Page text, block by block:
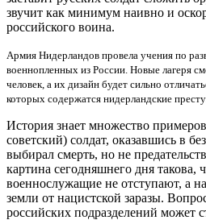
звучит как минимум наивно и
российского воина.
Армия Нидерландов провела учения по
военнопленных из России. Новые лагеря
человек, а их дизайн будет сильно
которых содержатся нидерландские
История знает множество
советский) солдат, оказавшись в
выбирал смерть, но не
картина сегодняшнего дня такова,
военнослужащие не отступают, а
земли от нацистской заразы.
российских подразделений может